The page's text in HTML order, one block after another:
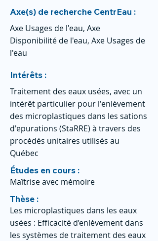
Axe(s) de recherche CentrEau :
Axe Usages de l'eau, Axe
Disponibilité de l'eau, Axe Usages de
l'eau
Intérêts :
Traitement des eaux usées, avec un
intérêt particulier pour l'enlèvement
des microplastiques dans les sations
d'epurations (StaRRE) à travers des
procédés unitaires utilisés au
Québec
Études en cours :
Maîtrise avec mémoire
Thèse :
Les microplastiques dans les eaux
usées : Efficacité d’enlèvement dans
les systèmes de traitement des eaux